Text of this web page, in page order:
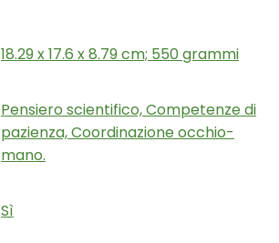
‎18.29 x 17.6 x 8.79 cm; 550 grammi
‎Pensiero scientifico, Competenze di
pazienza, Coordinazione occhio-
mano.
‎Sì